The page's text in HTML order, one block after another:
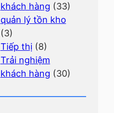
khách hàng (33)
quản lý tồn kho
(3)
Tiếp thị(8)
Trải nghiệm
khách hàng (30)